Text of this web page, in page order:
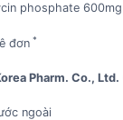
phosphate
đơn *
Pharm. Co.,
ngoài